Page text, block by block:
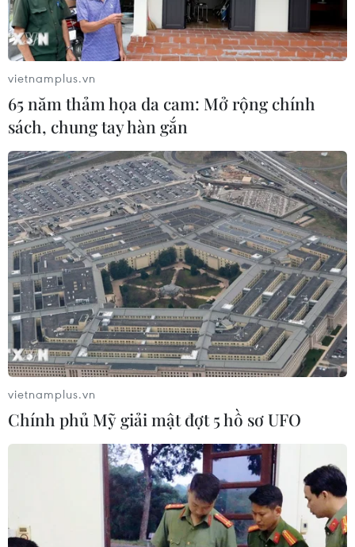
theo doanh số của toàn ngành tăng đáng kể trong bối
cảnh học sinh học online do dịch.
vietnamplus.vn
65 năm thảm họa da cam: Mở rộng chính
sách, chung tay hàn gắn
vietnamplus.vn
Chính phủ Mỹ giải mật đợt 5 hồ sơ UFO